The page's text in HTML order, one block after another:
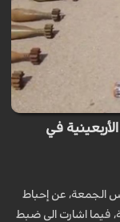
في
الجمعة، عن إحباط
فيما اشارت الى ضبط